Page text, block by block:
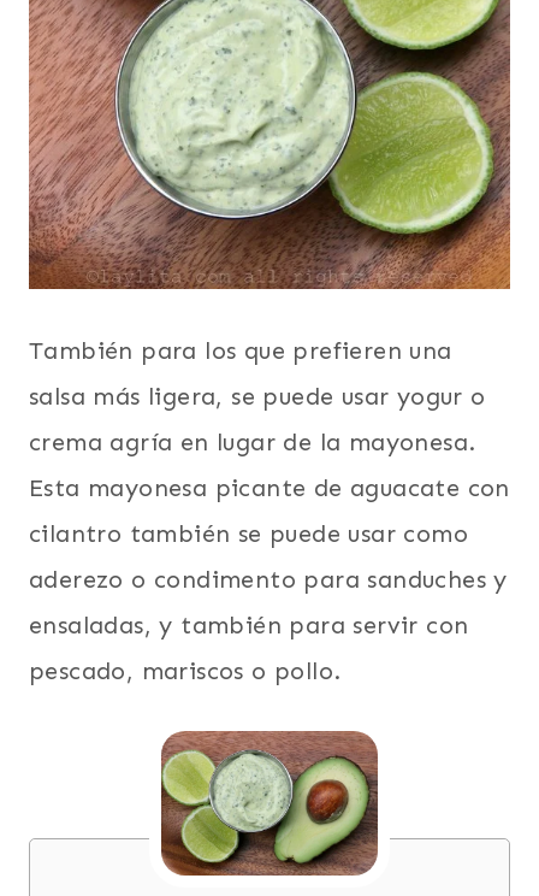
También para los que prefieren una
salsa más ligera, se puede usar yogur o
crema agría en lugar de la mayonesa.
Esta mayonesa picante de aguacate con
cilantro también se puede usar como
aderezo o condimento para sanduches y
ensaladas, y también para servir con
pescado, mariscos o pollo.